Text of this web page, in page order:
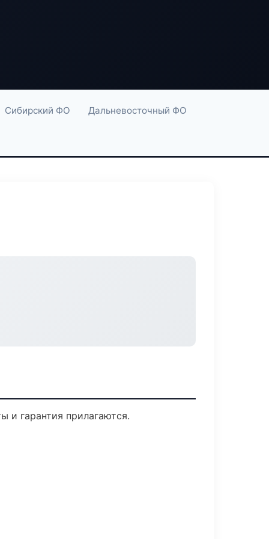
Сибирский ФО Дальневосточный ФО
и гарантия прилагаются.